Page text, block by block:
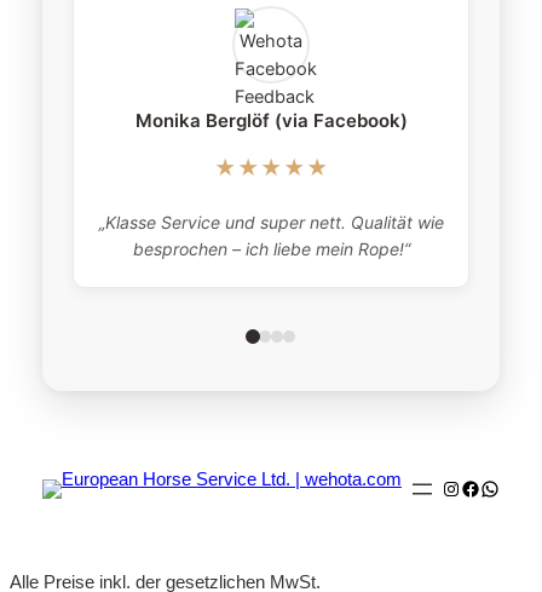
Monika Berglöf (via Facebook)
★★★★★
„Klasse Service und super nett. Qualität wie
besprochen – ich liebe mein Rope!“
Instagram
Alle Preise inkl. der gesetzlichen MwSt.